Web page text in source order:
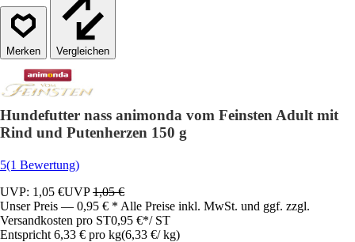
Vergleichen
Hundefutter nass animonda vom Feinsten Adult mit
Rind und Putenherzen 150 g
5(1 Bewertung)
UVP: 1,05 €UVP1,05 €
Unser Preis — 0,95 € * Alle Preise inkl. MwSt. und ggf. zzgl.
Versandkosten pro ST0,95 €*/ ST
Entspricht 6,33 € pro kg(6,33 €/ kg)